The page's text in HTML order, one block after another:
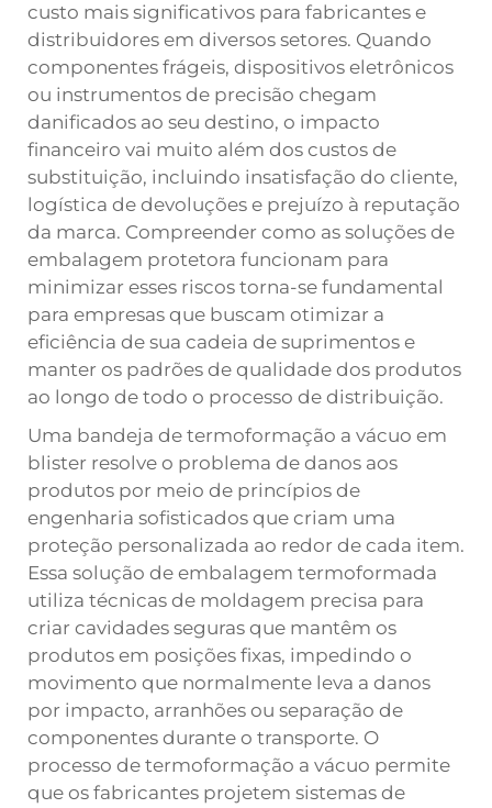
custo mais significativos para fabricantes e
distribuidores em diversos setores. Quando
componentes frágeis, dispositivos eletrônicos
ou instrumentos de precisão chegam
danificados ao seu destino, o impacto
financeiro vai muito além dos custos de
substituição, incluindo insatisfação do cliente,
logística de devoluções e prejuízo à reputação
da marca. Compreender como as soluções de
embalagem protetora funcionam para
minimizar esses riscos torna-se fundamental
para empresas que buscam otimizar a
eficiência de sua cadeia de suprimentos e
manter os padrões de qualidade dos produtos
ao longo de todo o processo de distribuição.
Uma bandeja de termoformação a vácuo em
blister resolve o problema de danos aos
produtos por meio de princípios de
engenharia sofisticados que criam uma
proteção personalizada ao redor de cada item.
Essa solução de embalagem termoformada
utiliza técnicas de moldagem precisa para
criar cavidades seguras que mantêm os
produtos em posições fixas, impedindo o
movimento que normalmente leva a danos
por impacto, arranhões ou separação de
componentes durante o transporte. O
processo de termoformação a vácuo permite
que os fabricantes projetem sistemas de